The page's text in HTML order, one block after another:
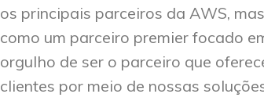
os principais parceiros da AWS,
como um parceiro premier focado
orgulho de ser o parceiro que
clientes por meio de nossas